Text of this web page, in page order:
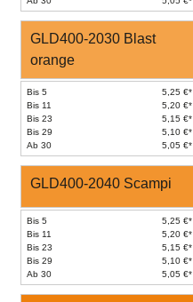
GLD400-2030 Blast
orange
Bis 5
5,25 €*
Bis 11
5,20 €*
Bis 23
5,15 €*
Bis 29
5,10 €*
Ab 30
5,05 €*
GLD400-2040 Scampi
Bis 5
5,25 €*
Bis 11
5,20 €*
Bis 23
5,15 €*
Bis 29
5,10 €*
Ab 30
5,05 €*